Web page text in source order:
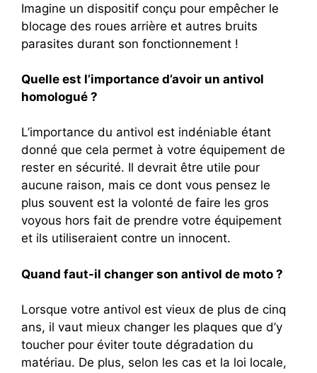
Imagine un dispositif conçu pour empêcher le
blocage des roues arrière et autres bruits
parasites durant son fonctionnement !
Quelle est l’importance d’avoir un antivol
homologué ?
L’importance du antivol est indéniable étant
donné que cela permet à votre équipement de
rester en sécurité. Il devrait être utile pour
aucune raison, mais ce dont vous pensez le
plus souvent est la volonté de faire les gros
voyous hors fait de prendre votre équipement
et ils utiliseraient contre un innocent.
Quand faut-il changer son antivol de moto ?
Lorsque votre antivol est vieux de plus de cinq
ans, il vaut mieux changer les plaques que d’y
toucher pour éviter toute dégradation du
matériau. De plus, selon les cas et la loi locale,